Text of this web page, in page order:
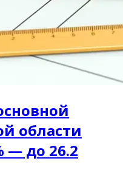
области
— до 26.2